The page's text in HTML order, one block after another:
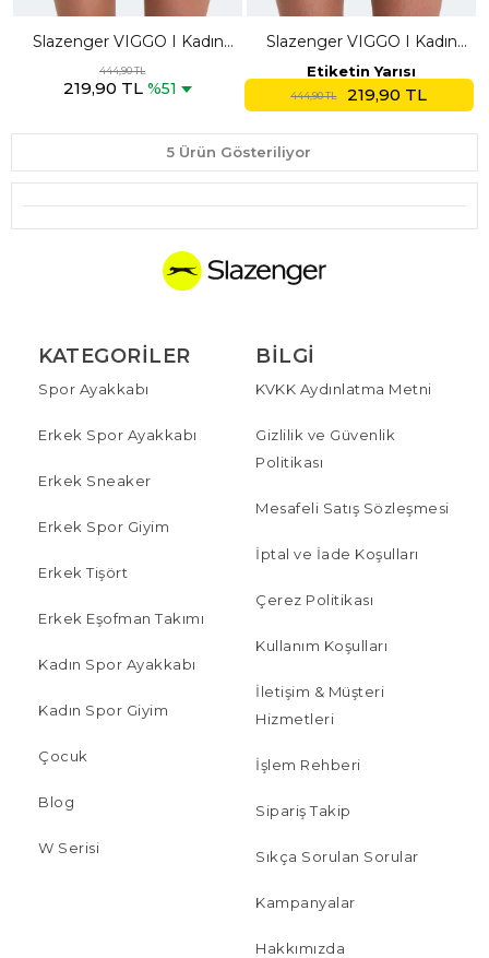
Slazenger VIGGO I Kadın
Taş Gri Etek
444,90 TL
219,90 TL %51
Slazenger VIGGO I Kadın
Açık Mavi Etek
Etiketin Yarısı
444,90 TL 219,90 TL
5 Ürün Gösteriliyor
KATEGORILER
Spor Ayakkabı
Erkek Spor Ayakkabı
Erkek Sneaker
Erkek Spor Giyim
Erkek Tişört
Erkek Eşofman Takımı
Kadın Spor Ayakkabı
Kadın Spor Giyim
Çocuk
Blog
W Serisi
BILGI
KVKK Aydınlatma Metni
Gizlilik ve Güvenlik
Politikası
Mesafeli Satış Sözleşmesi
İptal ve İade Koşulları
Çerez Politikası
Kullanım Koşulları
İletişim & Müşteri
Hizmetleri
İşlem Rehberi
Sipariş Takip
Sıkça Sorulan Sorular
Kampanyalar
Hakkımızda